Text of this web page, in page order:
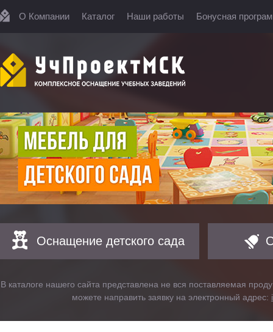
О Компании Каталог Наши работы Бонусная
Оснащение детского сада
В каталоге нашего сайта представлена не вся поставляемая
можете направить заявку на электронный адрес: